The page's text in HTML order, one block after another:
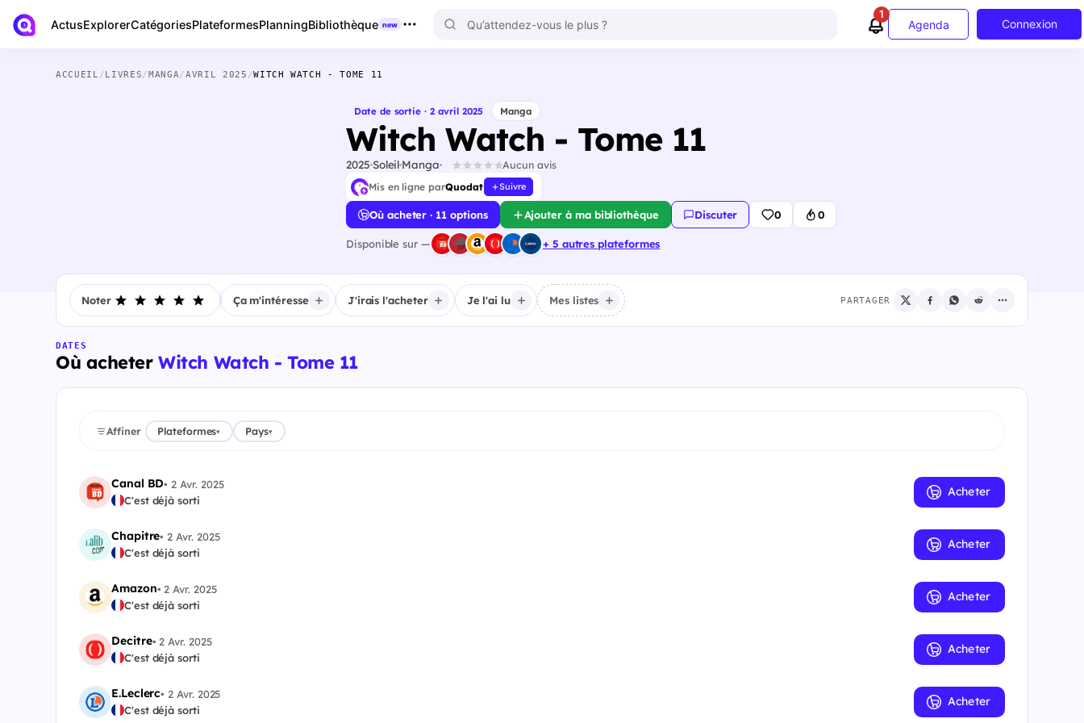
ActusExplorerCatégoriesPlateformesPlanningBibliothèque new
1
Agenda Connexion
ACCUEIL /LIVRES/MANGA/AVRIL 2025 /WITCH WATCH - TOME 11
Date de sortie · 2 avril 2025 Manga
Witch Watch - Tome 11
2025 Soleil Manga Aucun avis
Mis en ligne parQuodat Suivre
Où acheter · 11 options Ajouter à ma bibliothèque Discuter 0 0
Disponible sur — + 5 autres plateformes
Noter Ça m'intéresse J'irais l'acheter Je l'ai lu Mes listes PARTAGER
DATES
Où acheterWitch Watch - Tome 11
Affiner Plateformes▾ Pays▾
Canal BD• 2 Avr. 2025
C'est déjà sorti
Acheter
Chapitre• 2 Avr. 2025
C'est déjà sorti
Acheter
Amazon• 2 Avr. 2025
C'est déjà sorti
Acheter
Decitre• 2 Avr. 2025
C'est déjà sorti
Acheter
E.Leclerc• 2 Avr. 2025
C'est déjà sorti
Acheter